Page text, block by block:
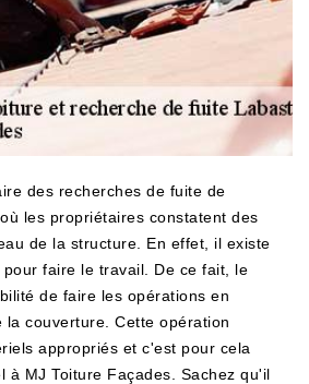
des recherches de fuite de
les propriétaires constatent des
de la structure. En effet, il existe
faire le travail. De ce fait, le
de faire les opérations en
la couverture. Cette opération
appropriés et c'est pour cela
à MJ Toiture Façades. Sachez qu'il